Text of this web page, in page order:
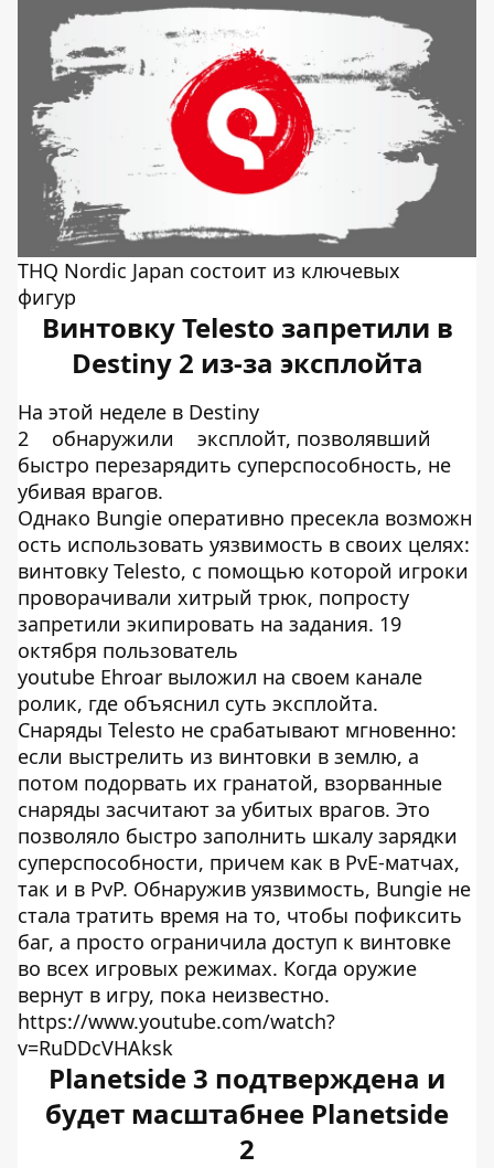
THQ Nordic Japan состоит из ключевых
фигур
Винтовку Telesto запретили в
Destiny 2 из-за эксплойта
На этой неделе в Destiny
2
обнаружили
эксплойт, позволявший
быстро перезарядить суперспособность, не
убивая врагов.
Однако Bungie оперативно пресекла возможн
ость использовать уязвимость в своих целях:
винтовку Telesto, с помощью которой игроки
проворачивали хитрый трюк, попросту
запретили экипировать на задания. 19
октября пользователь
youtube Ehroar выложил на своем канале
ролик, где объяснил суть эксплойта.
Снаряды Telesto не срабатывают мгновенно:
если выстрелить из винтовки в землю, а
потом подорвать их гранатой, взорванные
снаряды засчитают за убитых врагов. Это
позволяло быстро заполнить шкалу зарядки
суперспособности, причем как в PvE-матчах,
так и в PvP. Обнаружив уязвимость, Bungie не
стала тратить время на то, чтобы пофиксить
баг, а просто ограничила доступ к винтовке
во всех игровых режимах. Когда оружие
вернут в игру, пока неизвестно.
https://www.youtube.com/watch?
v=RuDDcVHAksk
Planetside 3 подтверждена и
будет масштабнее Planetside
2